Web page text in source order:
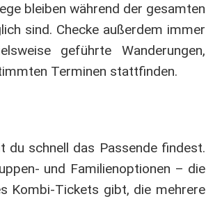
bleiben während der gesamten
sind. Checke außerdem immer
geführte Wanderungen,
Terminen stattfinden.
schnell das Passende findest.
und Familienoptionen – die
Kombi-Tickets gibt, die mehrere